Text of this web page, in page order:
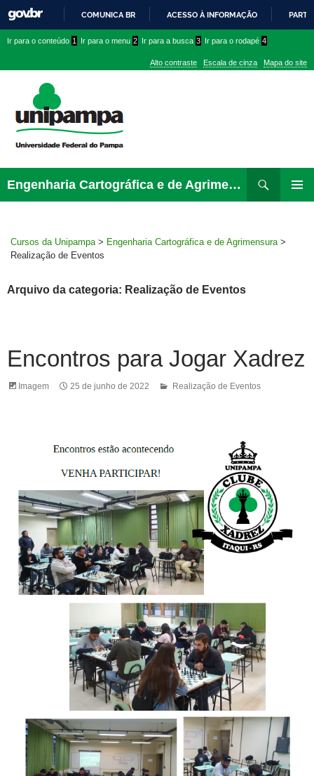
PARA
CONTEÚDO
COMUNICA BR ACESSO À INFORMAÇÃO
conteúdo
menu
superior
menu
Ir para o conteúdo 1 Ir para o menu 2 Ir para a busca 3 Ir para o rodapé 4
Alto contraste Escala de cinza Mapa do site
Engenharia Cartográfica e de Agrimensura
para
Cursos da Unipampa > Engenharia Cartográfica e de Agrimensura >
Realização de Eventos
Arquivo da categoria: Realização de Eventos
Encontros para Jogar Xadrez
Imagem 25 de junho de 2022 Realização de Eventos